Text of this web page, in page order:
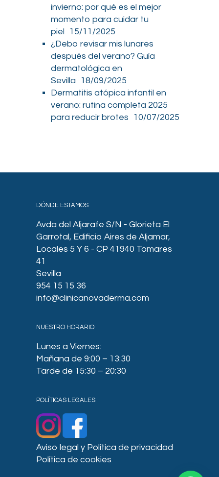
invierno: por qué es el mejor
momento para cuidar tu
piel
15/11/2025
¿Debo revisar mis lunares
después del verano? Guía
dermatológica en
Sevilla
18/09/2025
Dermatitis atópica infantil en
verano: rutina completa 2025
para reducir brotes
10/07/2025
DÓNDE ESTAMOS
Avda del Aljarafe S/N - Glorieta El
Garrotal, Edificio Aires de Aljamar,
Locales 5 Y 6 - CP 41940 Tomares
41
Sevilla
954 15 15 36
info@clinicanovaderma.com
NUESTRO HORARIO
Lunes a Viernes:
Mañana de 9:00 – 13:30
Tarde de 15:30 – 20:30
POLÍTICAS LEGALES
Aviso legal y Política de privacidad
Política de cookies